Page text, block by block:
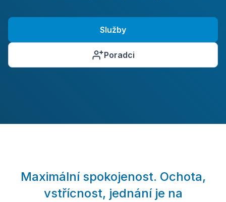
Poradci
Služby
Maximální spokojenost. Ochota,
vstřícnost, jednání je na